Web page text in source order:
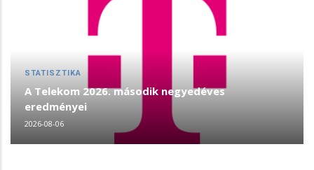
STATISZTIKA
A Telekom 2026. második negyedéves
eredményei
2026-08-06